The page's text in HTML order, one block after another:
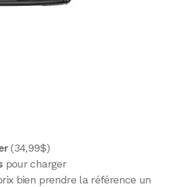
(34,99$)
pour charger
bien prendre la référence un